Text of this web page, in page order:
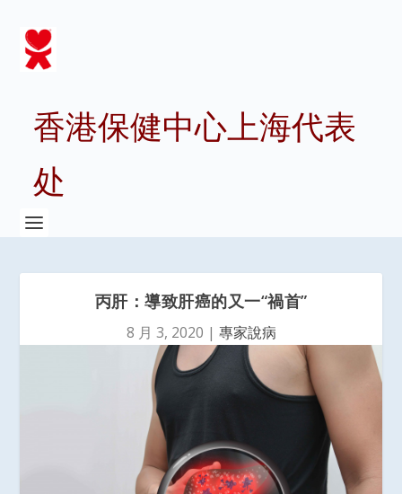
香港保健中心上海代表
处
丙肝：導致肝癌的又一“禍首”
8 月 3, 2020 | 專家說病